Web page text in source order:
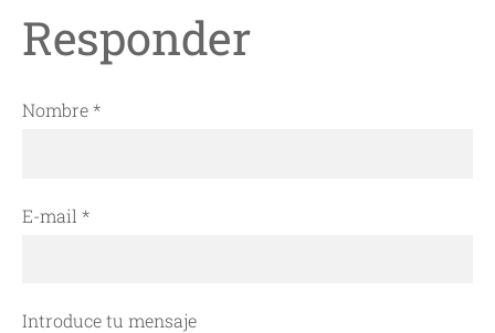
Responder
Nombre *
E-mail *
Introduce tu mensaje